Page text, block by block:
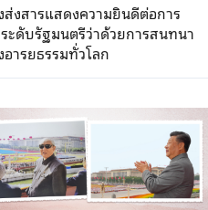
งสารแสดงความยินดีต่อการ
ะดับรัฐมนตรีว่าด้วยการสนทนา
อารยธรรมทั่วโลก